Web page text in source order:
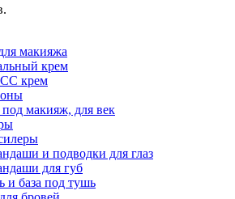
макияжа
крем
крем
под макияж, для век
и подводки для глаз
для губ
и база под тушь